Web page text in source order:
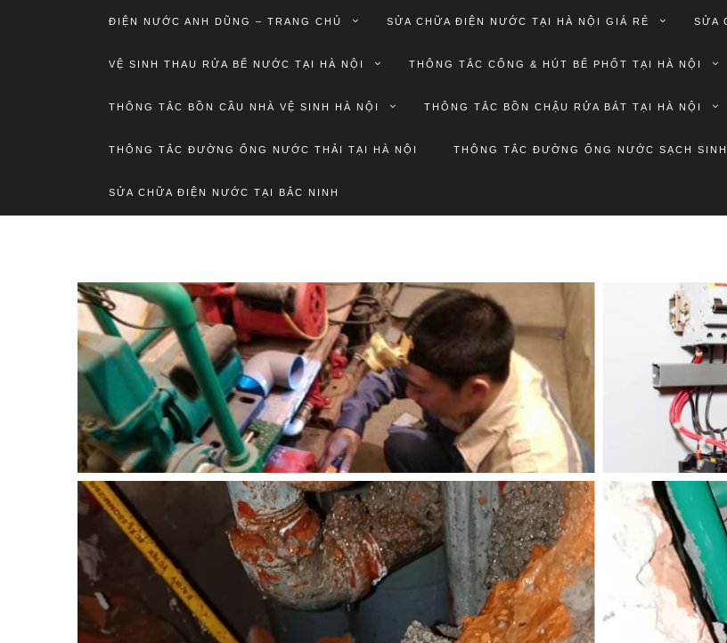
ĐIỆN NƯỚC ANH DŨNG – TRANG CHỦ SỬA CHỮA ĐIỆN NƯỚC TẠI HÀ NỘI GIÁ RẺ SỬA
VỆ SINH THAU RỬA BỂ NƯỚC TẠI HÀ NỘI THÔNG TẮC CỐNG & HÚT BỂ PHỐT TẠI HÀ NỘI
THÔNG TẮC BỒN CẦU NHÀ VỆ SINH HÀ NỘI THÔNG TẮC BỒN CHẬU RỬA BÁT TẠI HÀ NỘI
THÔNG TẮC ĐƯỜNG ỐNG NƯỚC THẢI TẠI HÀ NỘI THÔNG TẮC ĐƯỜNG ỐNG NƯỚC SẠCH
SỬA CHỮA ĐIỆN NƯỚC TẠI BẮC NINH